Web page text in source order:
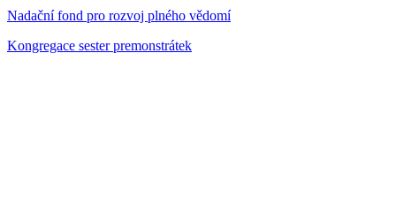
Nadační fond pro rozvoj plného vědomí
Kongregace sester premonstrátek